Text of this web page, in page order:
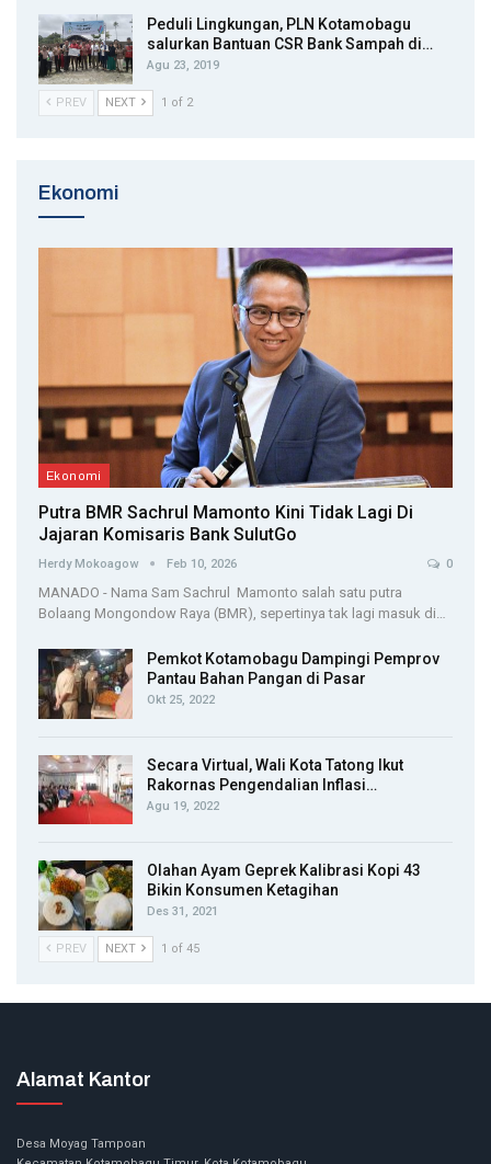
Peduli Lingkungan, PLN Kotamobagu
salurkan Bantuan CSR Bank Sampah di…
Agu 23, 2019
PREV NEXT 1 of 2
Ekonomi
Ekonomi
Putra BMR Sachrul Mamonto Kini Tidak Lagi Di
Jajaran Komisaris Bank SulutGo
Herdy Mokoagow Feb 10, 2026 0
MANADO - Nama Sam Sachrul Mamonto salah satu putra
Bolaang Mongondow Raya (BMR), sepertinya tak lagi masuk di…
Pemkot Kotamobagu Dampingi Pemprov
Pantau Bahan Pangan di Pasar
Okt 25, 2022
Secara Virtual, Wali Kota Tatong Ikut
Rakornas Pengendalian Inflasi…
Agu 19, 2022
Olahan Ayam Geprek Kalibrasi Kopi 43
Bikin Konsumen Ketagihan
Des 31, 2021
PREV NEXT 1 of 45
Alamat Kantor
Desa Moyag Tampoan